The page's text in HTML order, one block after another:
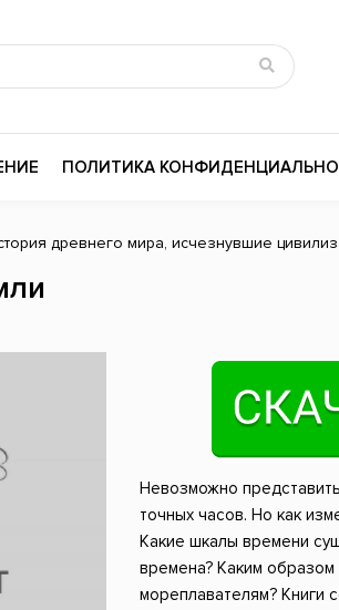
Современная
История России
Юмор и сатира
ПОЛИТИКА
древнего мира, исчезнувшие
Невозможно
точных часов. Но как
Какие шкалы времени
времена? Каким
мореплавателям? Книги